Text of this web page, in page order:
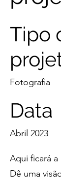
Tipo
Fotografia
Data
Abril 2023
Aqui ficará
Dê uma